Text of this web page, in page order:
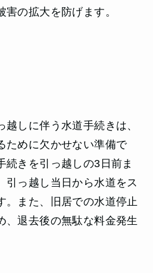
の拡大を防げます。
しに伴う水道手続きは、
ために欠かせない準備で
続きを引っ越しの3日前ま
引っ越し当日から水道をス
。また、旧居での水道停止
、退去後の無駄な料金発生